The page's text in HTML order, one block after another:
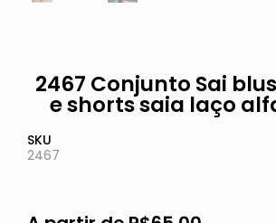
2467 Conjunto Sai
e shorts saia laço
SKU
2467